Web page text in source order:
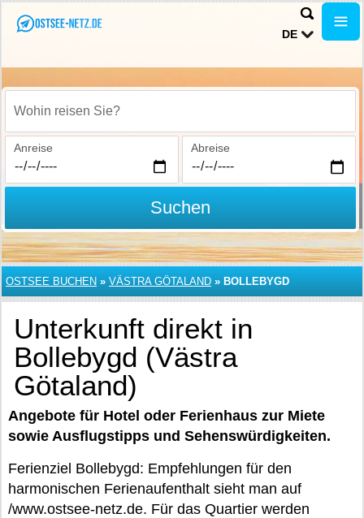
DE
Wohin reisen Sie?
Anreise Abreise
Suchen
OSTSEE BUCHEN » VÄSTRA GÖTALAND » BOLLEBYGD
Unterkunft direkt in
Bollebygd (Västra
Götaland)
Angebote für Hotel oder Ferienhaus zur Miete
sowie Ausflugstipps und Sehenswürdigkeiten.
Ferienziel Bollebygd: Empfehlungen für den
harmonischen Ferienaufenthalt sieht man auf
/www.ostsee-netz.de. Für das Quartier werden